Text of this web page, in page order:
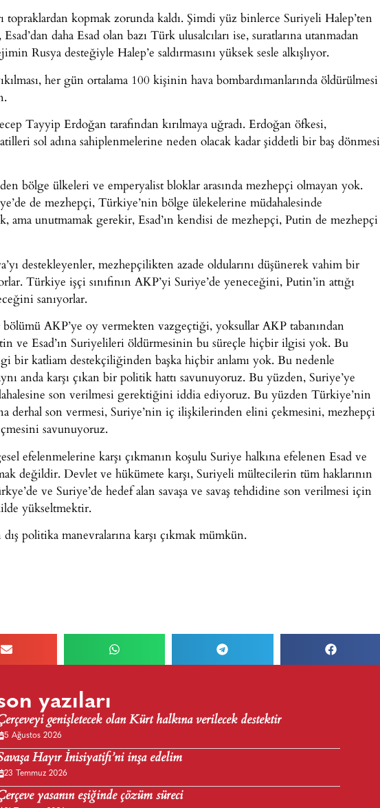
topraklardan kopmak zorunda kaldı. Şimdi yüz binlerce Suriyeli Halep’ten
daha Esad olan bazı Türk ulusalcıları ise, suratlarına utanmadan
Rusya desteğiyle Halep’e saldırmasını yüksek sesle alkışlıyor.
her gün ortalama 100 kişinin hava bombardımanlarında öldürülmesi
Tayyip Erdoğan tarafından kırılmaya uğradı. Erdoğan öfkesi,
sol adına sahiplenmelerine neden olacak kadar şiddetli bir baş dönmesi
bölge ülkeleri ve emperyalist bloklar arasında mezhepçi olmayan yok.
de mezhepçi, Türkiye’nin bölge ülekelerine müdahalesinde
ama unutmamak gerekir, Esad’ın kendisi de mezhepçi, Putin de mezhepçi
destekleyenler, mezhepçilikten azade oldularını düşünerek vahim bir
Türkiye işçi sınıfının AKP’yi Suriye’de yeneceğini, Putin’in attığı
sanıyorlar.
AKP’ye oy vermekten vazgeçtiği, yoksullar AKP tabanından
ve Esad’ın Suriyelileri öldürmesinin bu süreçle hiçbir ilgisi yok. Bu
bir katliam destekçiliğinden başka hiçbir anlamı yok. Bu nedenle
anda karşı çıkan bir politik hattı savunuyoruz. Bu yüzden, Suriye’ye
son verilmesi gerektiğini iddia ediyoruz. Bu yüzden Türkiye’nin
derhal son vermesi, Suriye’nin iç ilişkilerinden elini çekmesini, mezhepçi
savunuyoruz.
efelenmelerine karşı çıkmanın koşulu Suriye halkına efelenen Esad ve
değildir. Devlet ve hükümete karşı, Suriyeli mültecilerin tüm haklarının
ve Suriye’de hedef alan savaşa ve savaş tehdidine son verilmesi için
yükseltmektir.
politika manevralarına karşı çıkmak mümkün.
yazıları
genişletecek olan Kürt halkına verilecek destektir
5 Ağustos 2026
Hayır İnisiyatifi’ni inşa edelim
23 Temmuz 2026
yasanın eşiğinde çözüm süreci